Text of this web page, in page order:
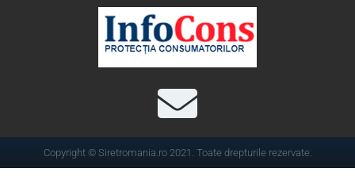
Copyright © Siretromania.ro 2021. Toate drepturile rezervate.